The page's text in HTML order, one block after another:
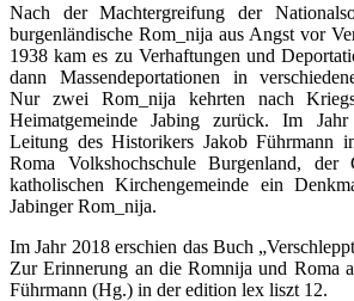
Nach der Machtergreifung der
burgenländische Rom_nija aus Angst vor
1938 kam es zu Verhaftungen und
dann Massendeportationen in
Nur zwei Rom_nija kehrten nach
Heimatgemeinde Jabing zurück. Im
Leitung des Historikers Jakob Führmann
Roma Volkshochschule Burgenland, der
katholischen Kirchengemeinde ein
Jabinger Rom_nija.
Im Jahr 2018 erschien das Buch
Zur Erinnerung an die Romnija und Roma
Führmann (Hg.) in der edition lex liszt 12.